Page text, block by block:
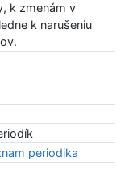
k zmenám v
k narušeniu
periodika